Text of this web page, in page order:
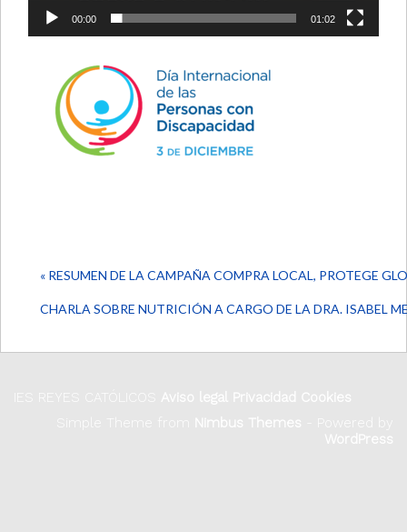
00:00 01:02
« RESUMEN DE LA CAMPAÑA COMPRA LOCAL, PROTEGE
CHARLA SOBRE NUTRICIÓN A CARGO DE LA DRA. ISABEL
IES REYES CATÓLICOS Aviso legal Privacidad
Cookies
Simple Theme from
Nimbus Themes - Powered by
WordPress